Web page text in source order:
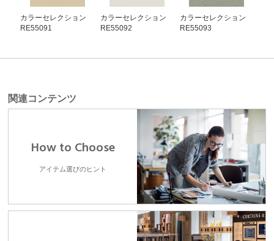
カラーセレクション
RE55091
カラーセレクション
RE55092
カラーセレクション
RE55093
関連コンテンツ
How to Choose
アイテム選びのヒント